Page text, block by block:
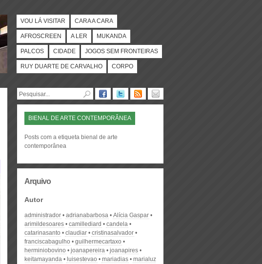
VOU LÁ VISITAR CARA A CARA
AFROSCREEN A LER MUKANDA
PALCOS CIDADE JOGOS SEM FRONTEIRAS
RUY DUARTE DE CARVALHO CORPO
BIENAL DE ARTE CONTEMPORÂNEA
Posts com a etiqueta bienal de arte
contemporânea
Arquivo
Autor
administrador adrianabarbosa
Alícia Gaspar
arimildesoares
camillediard
candela
catarinasanto
claudiar
cristinasalvador
franciscabagulho
guilhermecartaxo
herminiobovino
joanapereira
joanapires
keitamayanda
luisestevao mariadias
marialuz